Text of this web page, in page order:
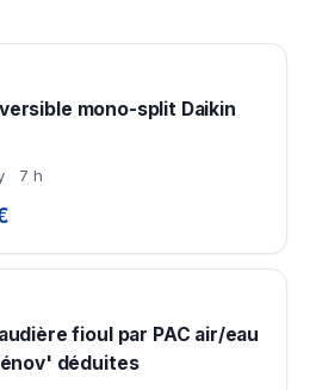
mono-split Daikin
7 h
fioul par PAC air/eau
déduites